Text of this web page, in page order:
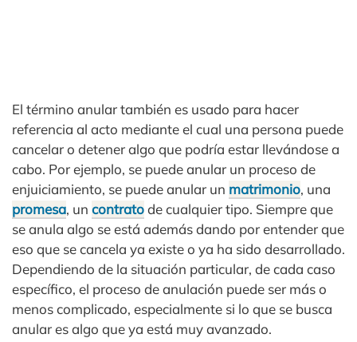
El término anular también es usado para hacer
referencia al acto mediante el cual una persona puede
cancelar o detener algo que podría estar llevándose a
cabo. Por ejemplo, se puede anular un proceso de
enjuiciamiento, se puede anular un matrimonio, una
promesa, un contratode cualquier tipo. Siempre que
se anula algo se está además dando por entender que
eso que se cancela ya existe o ya ha sido desarrollado.
Dependiendo de la situación particular, de cada caso
específico, el proceso de anulación puede ser más o
menos complicado, especialmente si lo que se busca
anular es algo que ya está muy avanzado.